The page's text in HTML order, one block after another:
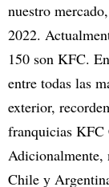
nuestro
2022.
150 son KFC.
entre todas las
exterior,
franquicias KFC
Adicionalmente,
Chile y